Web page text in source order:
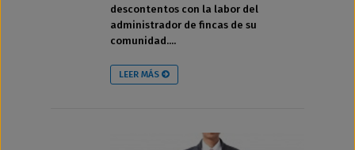
descontentos con la labor del
administrador de fincas de su
comunidad....
LEER MÁS